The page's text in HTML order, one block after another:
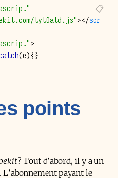
tyt0atd.js"></scr
>
(e){}
points
? Tout d’abord, il y a un
L’abonnement payant le